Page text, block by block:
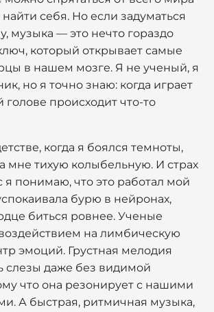
себя. Но если задуматься
музыка — это нечто гораздо
который открывает самые
в нашем мозге. Я не ученый, я
но я точно знаю: когда играет
голове происходит что-то
когда я боялся темноты,
мне тихую колыбельную. И страх
я понимаю, что это работал мой
бурю в нейронах,
биться ровнее. Ученые
на лимбическую
эмоций. Грустная мелодия
слезы даже без видимой
что она резонирует с нашими
А быстрая, ритмичная музыка,